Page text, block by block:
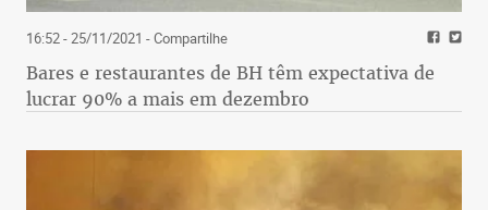
16:52 - 25/11/2021 - Compartilhe
Bares e restaurantes de BH têm expectativa de
lucrar 90% a mais em dezembro